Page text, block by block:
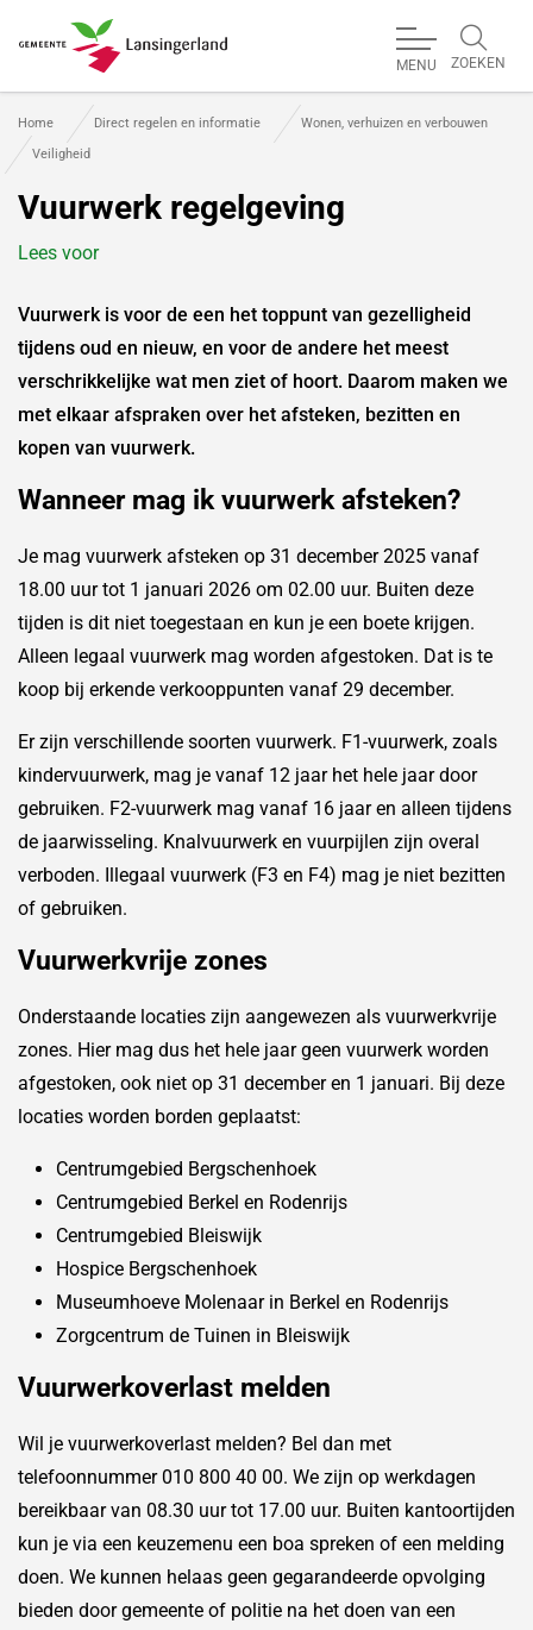
MENU ZOEKEN
Home Direct regelen en informatie
Wonen, verhuizen en verbouwen
Veiligheid
Vuurwerk regelgeving
Lees voor
Vuurwerk is voor de een het toppunt van gezelligheid
tijdens oud en nieuw, en voor de andere het meest
verschrikkelijke wat men ziet of hoort. Daarom maken we
met elkaar afspraken over het afsteken, bezitten en
kopen van vuurwerk.
Wanneer mag ik vuurwerk afsteken?
Je mag vuurwerk afsteken op 31 december 2025 vanaf
18.00 uur tot 1 januari 2026 om 02.00 uur. Buiten deze
tijden is dit niet toegestaan en kun je een boete krijgen.
Alleen legaal vuurwerk mag worden afgestoken. Dat is te
koop bij erkende verkooppunten vanaf 29 december.
Er zijn verschillende soorten vuurwerk. F1-vuurwerk, zoals
kindervuurwerk, mag je vanaf 12 jaar het hele jaar door
gebruiken. F2-vuurwerk mag vanaf 16 jaar en alleen tijdens
de jaarwisseling. Knalvuurwerk en vuurpijlen zijn overal
verboden. Illegaal vuurwerk (F3 en F4) mag je niet bezitten
of gebruiken.
Vuurwerkvrije zones
Onderstaande locaties zijn aangewezen als vuurwerkvrije
zones. Hier mag dus het hele jaar geen vuurwerk worden
afgestoken, ook niet op 31 december en 1 januari. Bij deze
locaties worden borden geplaatst:
Centrumgebied Bergschenhoek
Centrumgebied Berkel en Rodenrijs
Centrumgebied Bleiswijk
Hospice Bergschenhoek
Museumhoeve Molenaar in Berkel en Rodenrijs
Zorgcentrum de Tuinen in Bleiswijk
Vuurwerkoverlast melden
Wil je vuurwerkoverlast melden? Bel dan met
telefoonnummer 010 800 40 00. We zijn op werkdagen
bereikbaar van 08.30 uur tot 17.00 uur. Buiten kantoortijden
kun je via een keuzemenu een boa spreken of een melding
doen. We kunnen helaas geen gegarandeerde opvolging
bieden door gemeente of politie na het doen van een